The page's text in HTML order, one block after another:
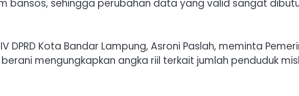
bansos, sehingga perubahan data yang valid sangat
DPRD Kota Bandar Lampung, Asroni Paslah, meminta
mengungkapkan angka riil terkait jumlah penduduk